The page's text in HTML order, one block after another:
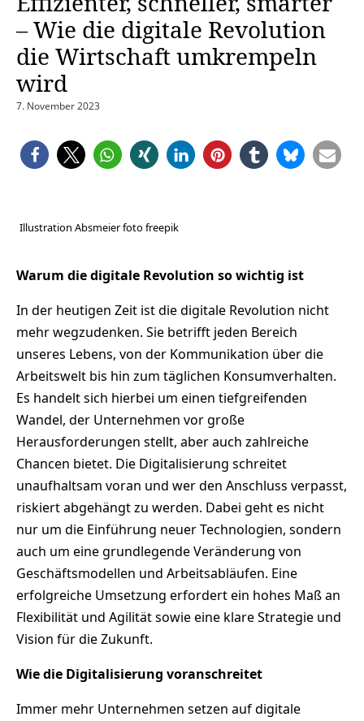
– Wie die digitale Revolution
die Wirtschaft umkrempeln
wird
7. November 2023
Illustration Absmeier foto freepik
Warum die digitale Revolution so wichtig ist
In der heutigen Zeit ist die digitale Revolution nicht
mehr wegzudenken. Sie betrifft jeden Bereich
unseres Lebens, von der Kommunikation über die
Arbeitswelt bis hin zum täglichen Konsumverhalten.
Es handelt sich hierbei um einen tiefgreifenden
Wandel, der Unternehmen vor große
Herausforderungen stellt, aber auch zahlreiche
Chancen bietet. Die Digitalisierung schreitet
unaufhaltsam voran und wer den Anschluss verpasst,
riskiert abgehängt zu werden. Dabei geht es nicht
nur um die Einführung neuer Technologien, sondern
auch um eine grundlegende Veränderung von
Geschäftsmodellen und Arbeitsabläufen. Eine
erfolgreiche Umsetzung erfordert ein hohes Maß an
Flexibilität und Agilität sowie eine klare Strategie und
Vision für die Zukunft.
Wie die Digitalisierung voranschreitet
Immer mehr Unternehmen setzen auf digitale